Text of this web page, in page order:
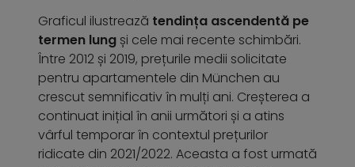
Graficul ilustrează tendința ascendentă pe
termen lung și cele mai recente schimbări.
Între 2012 și 2019, prețurile medii solicitate
pentru apartamentele din München au
crescut semnificativ în mulți ani. Creșterea a
continuat inițial în anii următori și a atins
vârful temporar în contextul prețurilor
ridicate din 2021/2022. Aceasta a fost urmată